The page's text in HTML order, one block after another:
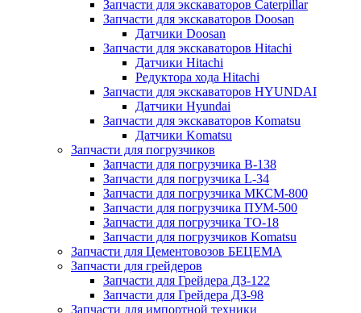
Запчасти для экскаваторов Caterpillar
Запчасти для экскаваторов Doosan
Датчики Doosan
Запчасти для экскаваторов Hitachi
Датчики Hitachi
Редуктора хода Hitachi
Запчасти для экскаваторов HYUNDAI
Датчики Hyundai
Запчасти для экскаваторов Komatsu
Датчики Komatsu
Запчасти для погрузчиков
Запчасти для погрузчика B-138
Запчасти для погрузчика L-34
Запчасти для погрузчика МКСМ-800
Запчасти для погрузчика ПУМ-500
Запчасти для погрузчика ТО-18
Запчасти для погрузчиков Komatsu
Запчасти для Цементовозов БЕЦЕМА
Запчасти для грейдеров
Запчасти для Грейдера ДЗ-122
Запчасти для Грейдера ДЗ-98
Запчасти для импортной техники